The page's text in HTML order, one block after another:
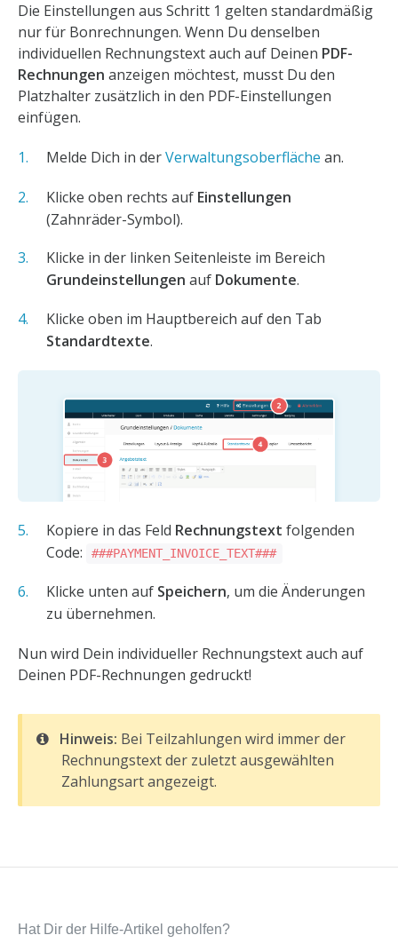
Die Einstellungen aus Schritt 1 gelten standardmäßig
nur für Bonrechnungen. Wenn Du denselben
individuellen Rechnungstext auch auf Deinen PDF-
Rechnungen anzeigen möchtest, musst Du den
Platzhalter zusätzlich in den PDF-Einstellungen
einfügen.
Melde Dich in derVerwaltungsoberfläche an.
Klicke oben rechts auf Einstellungen
(Zahnräder-Symbol).
Klicke in der linken Seitenleiste im Bereich
Grundeinstellungen auf Dokumente.
Klicke oben im Hauptbereich auf den Tab
Standardtexte.
Kopiere in das Feld Rechnungstext folgenden
Code:
###PAYMENT_INVOICE_TEXT###
Klicke unten auf Speichern, um die Änderungen
zu übernehmen.
Nun wird Dein individueller Rechnungstext auch auf
Deinen PDF-Rechnungen gedruckt!
Hinweis: Bei Teilzahlungen wird immer der
Rechnungstext der zuletzt ausgewählten
Zahlungsart angezeigt.
Hat Dir der Hilfe-Artikel geholfen?